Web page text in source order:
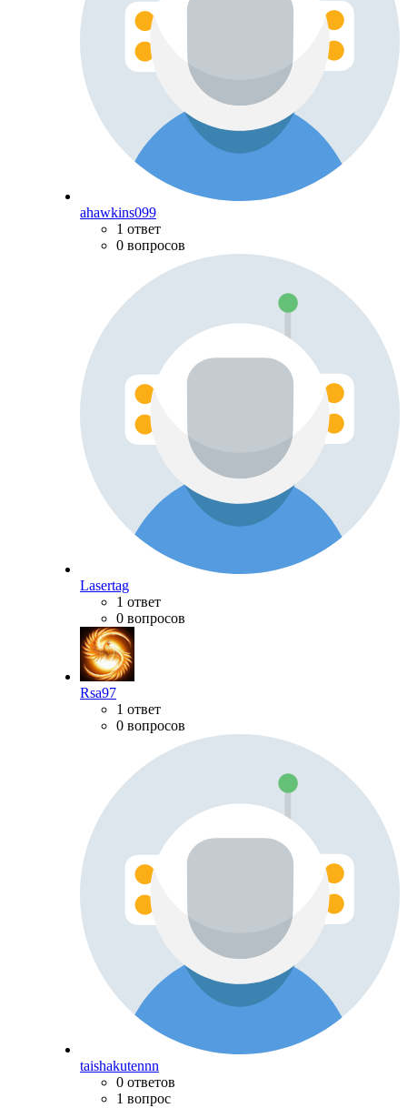
ahawkins099
1 ответ
0 вопросов
Lasertag
1 ответ
0 вопросов
Rsa97
1 ответ
0 вопросов
taishakutennn
0 ответов
1 вопрос